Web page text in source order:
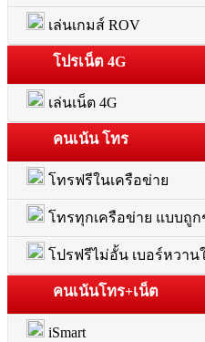
เล่นเกมส์ ROV
โปรเน็ต 4G
เล่นเน็ต 4G
คนเน้น โทร
โทรฟรีในเครือข่าย
โทรทุกเครือข่าย แบบถูก
โปรฟรีไม่อั้น เบอร์หวาน
คนเน้นโทร+เน็ต
iSmart